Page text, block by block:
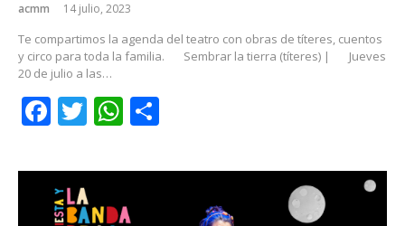
acmm 14 julio, 2023
Te compartimos la agenda del teatro con obras de títeres, cuentos
y circo para toda la familia.
Sembrar la tierra (títeres) |
Jueves
20 de julio a las…
Facebook
TwitterWhatsApp